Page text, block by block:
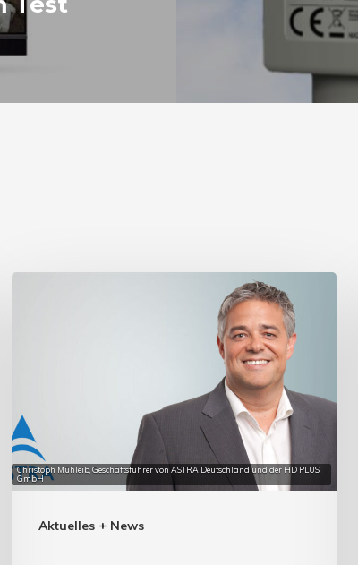
Christoph Mühleib, Geschäftsführer von ASTRA Deutschland und der HD PLUS
GmbH
Aktuelles + News